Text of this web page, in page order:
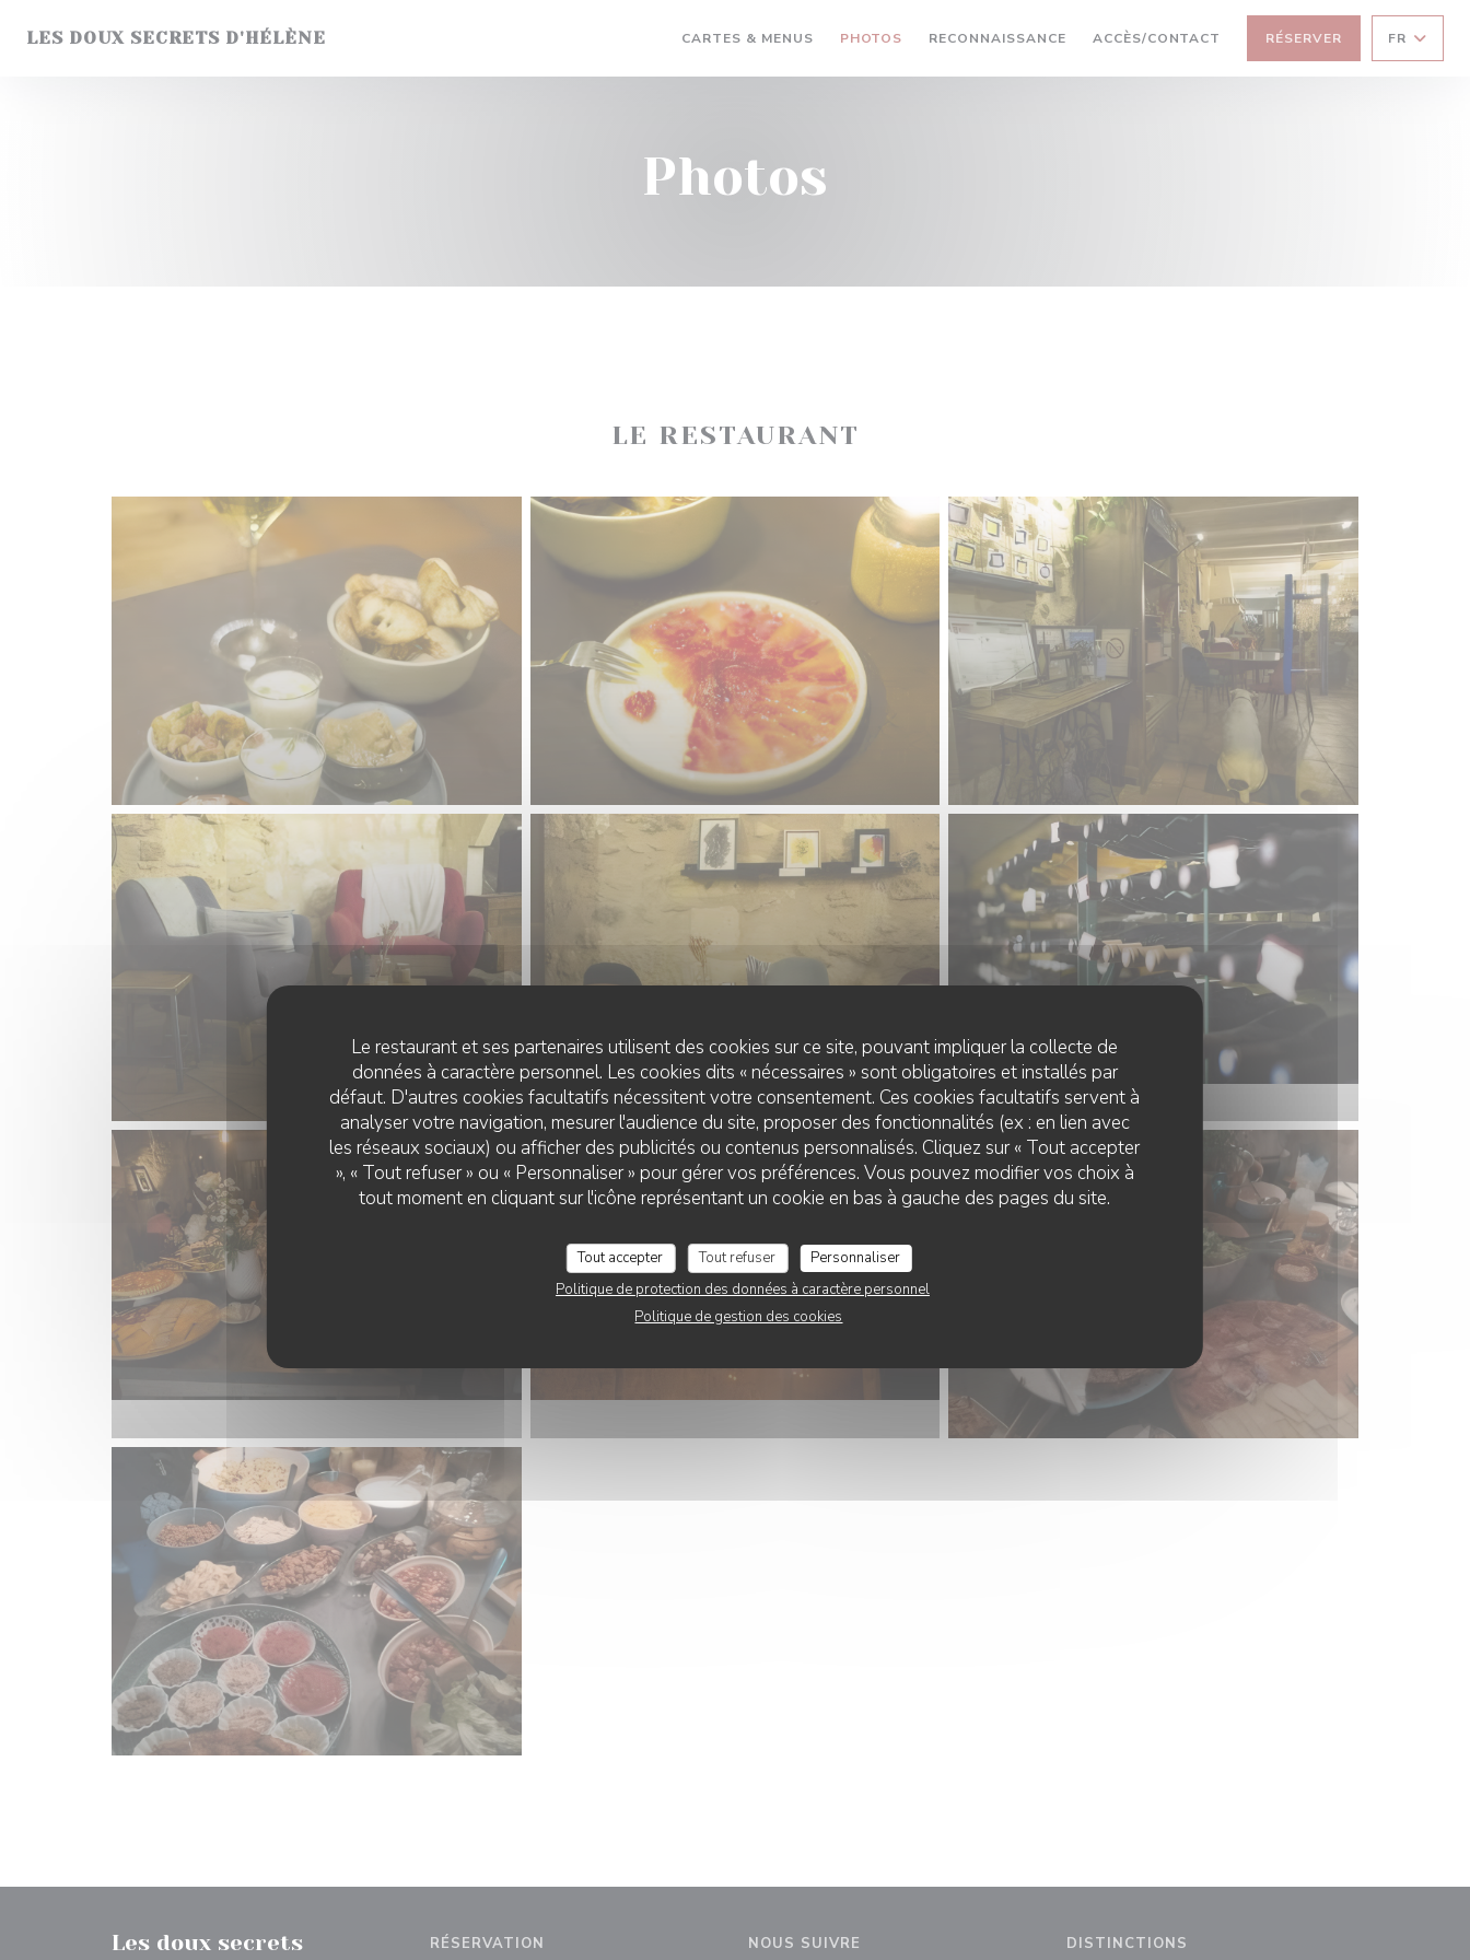
Le restaurant et ses partenaires utilisent des cookies sur ce site, pouvant impliquer la collecte de
données à caractère personnel. Les cookies dits « nécessaires » sont obligatoires et installés par
défaut. D'autres cookies facultatifs nécessitent votre consentement. Ces cookies facultatifs servent à
analyser votre navigation, mesurer l'audience du site, proposer des fonctionnalités (ex : en lien avec
les réseaux sociaux) ou afficher des publicités ou contenus personnalisés. Cliquez sur « Tout accepter
», « Tout refuser » ou « Personnaliser » pour gérer vos préférences. Vous pouvez modifier vos choix à
tout moment en cliquant sur l'icône représentant un cookie en bas à gauche des pages du site.
Tout accepter Tout refuser
Personnaliser
Politique de protection des données à caractère personnel
Politique de gestion des cookies
LES DOUX SECRETS D'HÉLÈNE CARTES & MENUS PHOTOS RECONNAISSANCE ACCÈS/CONTACT RÉSERVER FR
Photos
LE RESTAURANT
Les doux secrets
RÉSERVATION NOUS SUIVRE DISTINCTIONS
LES DOUX SECRETS D'HÉLÈNE